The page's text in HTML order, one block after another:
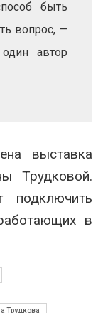
быть
вопрос, —
автор
выставка
Трудковой.
подключить
в
Трудкова